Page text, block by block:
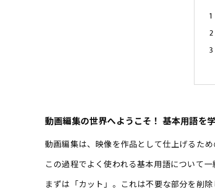
動画編集の世界へようこそ！ 基本用語を
動画編集は、映像を作品として仕上げるため
この過程でよく使われる基本用語について一
まずは「カット」。これは不要な部分を削